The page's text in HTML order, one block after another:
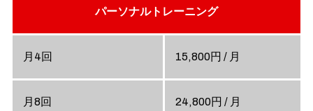
パーソナルトレーニング
月4回 15,800円 / 月
月8回 24,800円 / 月